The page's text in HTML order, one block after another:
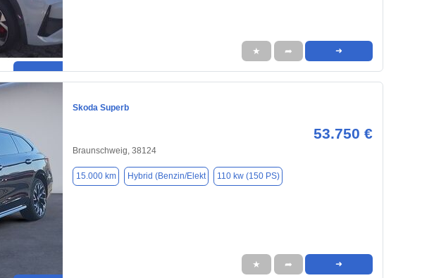
★ ➦ ➜
Skoda Superb
53.750 €
Braunschweig, 38124
15.000 km Hybrid (Benzin/Elekt 110 kw (150 PS)
★ ➦ ➜